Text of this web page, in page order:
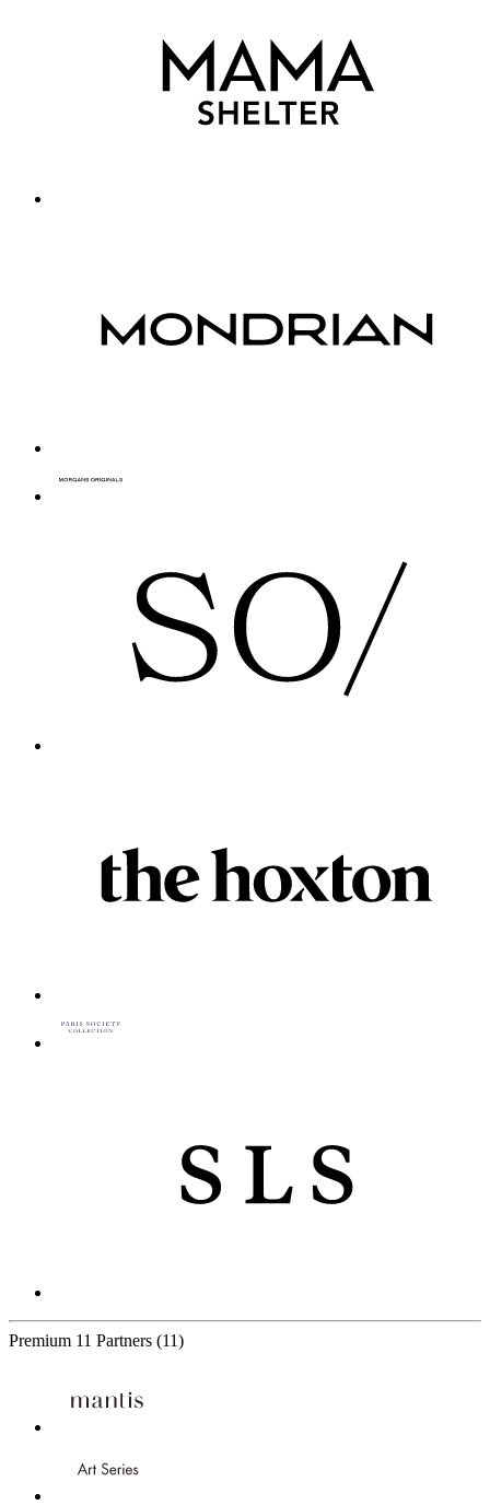
Premium 11 Partners (11)